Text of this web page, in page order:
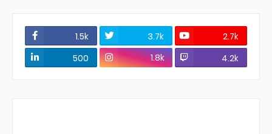
1.5k 3.7k
2.7k
500
1.8k 4.2k